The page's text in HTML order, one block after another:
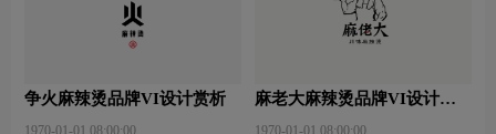
争火麻辣烫品牌VI设计赏析
1970-01-01 08:00:00
麻老大麻辣烫品牌VI设计赏
1970-01-01 08:00:00